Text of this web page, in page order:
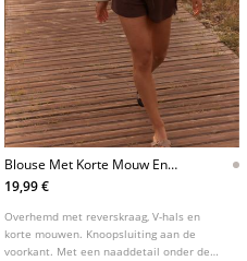
Blouse Met Korte Mouw En
Lage Borstlijn
19,99 €
Overhemd met reverskraag, V-hals en
korte mouwen. Knoopsluiting aan de
voorkant. Met een naaddetail onder de